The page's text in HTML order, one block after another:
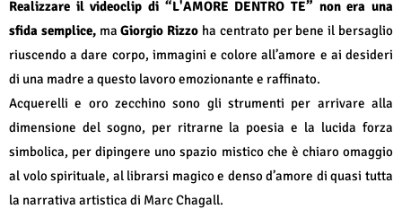
Realizzare il videoclip di “L'AMORE DENTRO TE” non era una
sfida semplice,maGiorgio Rizzo ha centrato per bene il bersaglio
riuscendo a dare corpo, immagini e colore all’amore e ai desideri
di una madre a questo lavoro emozionante e raffinato.
Acquerelli e oro zecchino sono gli strumenti per arrivare alla
dimensione del sogno, per ritrarne la poesia e la lucida forza
simbolica, per dipingere uno spazio mistico che è chiaro omaggio
al volo spirituale, al librarsi magico e denso d’amore di quasi tutta
la narrativa artistica di Marc Chagall.